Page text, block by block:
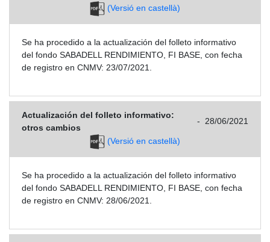
(Versió en castellà)
Se ha procedido a la actualización del folleto informativo
del fondo SABADELL RENDIMIENTO, FI BASE, con fecha
de registro en CNMV: 23/07/2021.
Actualización del folleto informativo:
otros cambios
- 28/06/2021
(Versió en castellà)
Se ha procedido a la actualización del folleto informativo
del fondo SABADELL RENDIMIENTO, FI BASE, con fecha
de registro en CNMV: 28/06/2021.